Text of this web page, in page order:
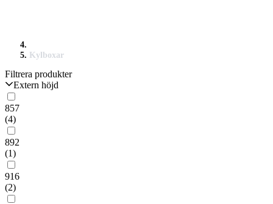
Kylboxar
Filtrera produkter
Extern höjd
857
(4)
892
(1)
916
(2)